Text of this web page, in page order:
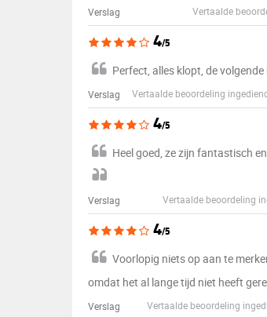
Verslag Vertaalde
4/5
Perfect, alles klopt, de
Verslag Vertaalde beoordeling
4/5
Heel goed, ze zijn fantastisch
Verslag Vertaalde beoordeling
4/5
Voorlopig niets op aan te
omdat het al lange tijd niet heeft
Verslag Vertaalde beoordeling